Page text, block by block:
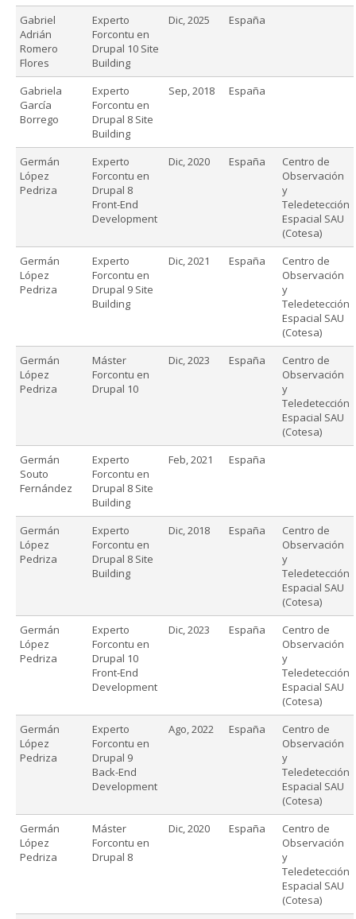
Gabriel
Adrián
Romero
Flores
Experto
Forcontu en
Drupal 10 Site
Building
Dic, 2025 España
Gabriela
García
Borrego
Experto
Forcontu en
Drupal 8 Site
Building
Sep, 2018 España
Germán
López
Pedriza
Experto
Forcontu en
Drupal 8
Front-End
Development
Dic, 2020 España
Centro de
Observación
y
Teledetección
Espacial SAU
(Cotesa)
Germán
López
Pedriza
Experto
Forcontu en
Drupal 9 Site
Building
Dic, 2021 España
Centro de
Observación
y
Teledetección
Espacial SAU
(Cotesa)
Germán
López
Pedriza
Máster
Forcontu en
Drupal 10
Dic, 2023 España
Centro de
Observación
y
Teledetección
Espacial SAU
(Cotesa)
Germán
Souto
Fernández
Experto
Forcontu en
Drupal 8 Site
Building
Feb, 2021 España
Germán
López
Pedriza
Experto
Forcontu en
Drupal 8 Site
Building
Dic, 2018 España
Centro de
Observación
y
Teledetección
Espacial SAU
(Cotesa)
Germán
López
Pedriza
Experto
Forcontu en
Drupal 10
Front-End
Development
Dic, 2023 España
Centro de
Observación
y
Teledetección
Espacial SAU
(Cotesa)
Germán
López
Pedriza
Experto
Forcontu en
Drupal 9
Back-End
Development
Ago, 2022 España
Centro de
Observación
y
Teledetección
Espacial SAU
(Cotesa)
Germán
López
Pedriza
Máster
Forcontu en
Drupal 8
Dic, 2020 España
Centro de
Observación
y
Teledetección
Espacial SAU
(Cotesa)